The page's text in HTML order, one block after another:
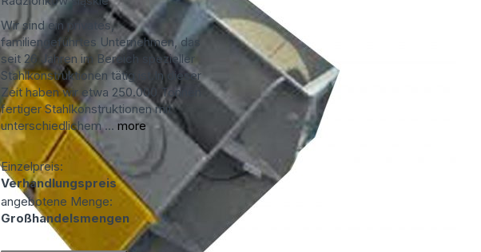
Wir sind ein privates,
familiengeführtes Unternehmen, das
seit 26 Jahren im Bereich spezieller
Stahlkonstruktionen tätig ist.In dieser
Zeit haben wir etwa 250.000 Tonnen
fertiger Stahlkonstruktionen mit
unterschiedlichem ...more
Einzelpreis:
Verhandlungspreis
angebotene Menge:
Großhandelsmengen